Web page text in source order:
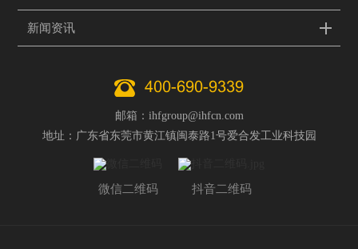
新闻资讯
400-690-9339
邮箱：ihfgroup@ihfcn.com
地址：广东省东莞市黄江镇闽泰路1号爱合发工业科技园
微信二维码 抖音二维码